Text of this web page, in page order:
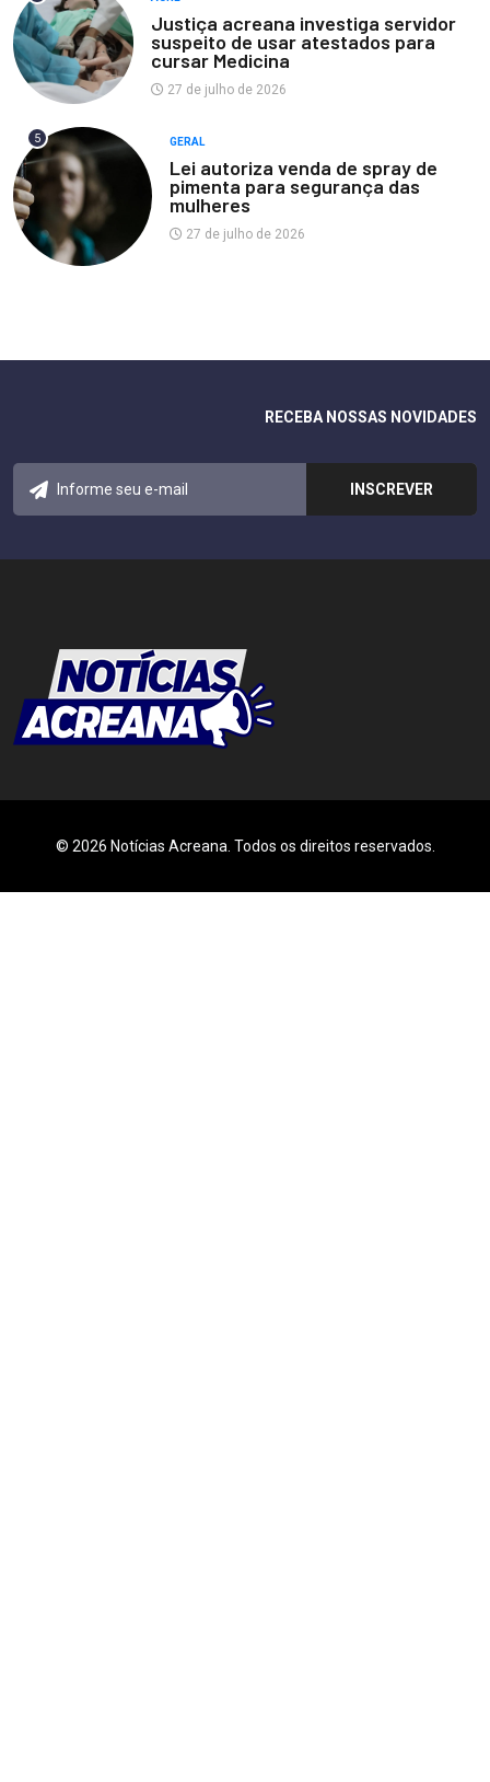
Justiça acreana investiga servidor
suspeito de usar atestados para
cursar Medicina
27 de julho de 2026
5 GERAL
Lei autoriza venda de spray de
pimenta para segurança das
mulheres
27 de julho de 2026
RECEBA NOSSAS NOVIDADES
© 2026 Notícias Acreana. Todos os direitos reservados.